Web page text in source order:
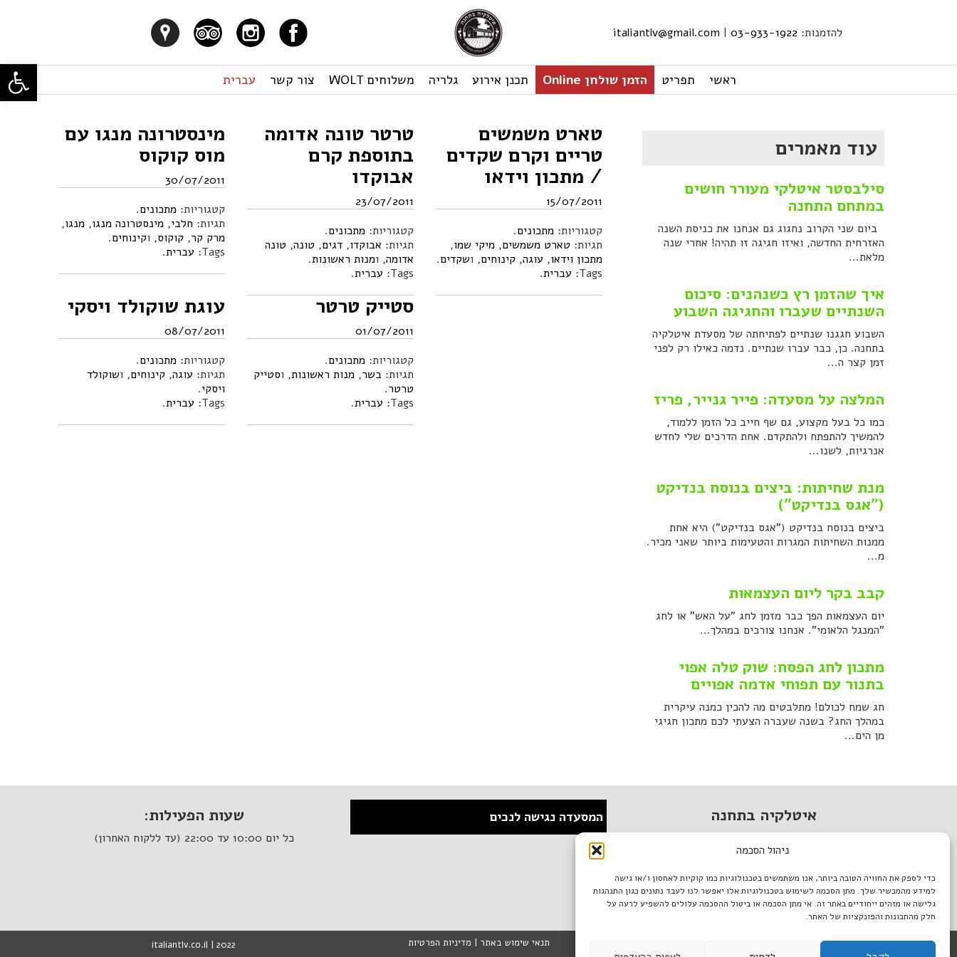
פתח
ניהול הסכמה
כדי לספק את החוויה הטובה ביותר, אנו משתמשים בטכנולוגיות כמו קוקיות לאחסון ו/או גישה
למידע מהמכשיר שלך. מתן הסכמה לשימוש בטכנולוגיות אלו יאפשר לנו לעבד נתונים כגון התנהגות
גלישה או מזהים ייחודיים באתר זה. אי מתן הסכמה או ביטול ההסכמה עלולים להשפיע לרעה על
חלק מהתכונות והפונקציות של האתר.
להזמנות: 03-933-1922
|
italiantlv@gmail.com
ראשי תפריט הזמן שולחן Online תכנן אירוע גלריה משלוחים WOLT צור קשר עברית
מינסטרונה מנגו עם
מוס קוקוס
30/07/2011
קטגוריות: מתכונים.
תגיות: חלבי, מינסטרונה מנגו, מנגו,
מרק קר, קוקוס, וקינוחים.
Tags: עברית.
טרטר טונה אדומה
בתוספת קרם
אבוקדו
23/07/2011
קטגוריות: מתכונים.
תגיות: אבוקדו, דגים, טונה, טונה
אדומה, ומנות ראשונות.
Tags: עברית.
טארט משמשים
טריים וקרם שקדים
/ מתכון וידאו
15/07/2011
קטגוריות: מתכונים.
תגיות: טארט משמשים, מיקי שמו,
מתכון וידאו, עוגה, קינוחים, ושקדים.
Tags: עברית.
עוגת שוקולד ויסקי
08/07/2011
קטגוריות: מתכונים.
תגיות: עוגה, קינוחים, ושוקולד
ויסקי.
Tags: עברית.
סטייק טרטר
01/07/2011
קטגוריות: מתכונים.
תגיות: בשר, מנות ראשונות, וסטייק
טרטר.
Tags: עברית.
עוד מאמרים
סילבסטר איטלקי מעורר חושים
במתחם התחנה
ביום שני הקרוב נחגוג גם אנחנו את כניסת השנה
האזרחית החדשה, ואיזו חגיגה זו תהיה! אחרי שנה
מלאת...
איך שהזמן רץ כשנהנים: סיכום
השנתיים שעברו והחגיגה השבוע
השבוע חגגנו שנתיים לפתיחתה של מסעדת איטלקיה
בתחנה. כן, כבר עברו שנתיים. נדמה כאילו רק לפני
זמן קצר ה...
המלצה על מסעדה: פייר גנייר, פריז
כמו כל בעל מקצוע, גם שף חייב כל הזמן ללמוד,
להמשיך להתפתח ולהתקדם. אחת הדרכים שלי לחדש
אנרגיות, לשנו...
מנת שחיתות: ביצים בנוסח בנדיקט
("אגס בנדיקט")
ביצים בנוסח בנדיקט ("אגס בנדיקט") היא אחת
ממנות השחיתות המגרות והטעימות ביותר שאני מכיר.
מ...
קבב בקר ליום העצמאות
יום העצמאות הפך כבר מזמן לחג "על האש" או לחג
"המנגל הלאומי". אנחנו צורכים במהלך...
מתכון לחג הפסח: שוק טלה אפוי
בתנור עם תפוחי אדמה אפויים
חג שמח לכולם! מתלבטים מה להכין כמנה עיקרית
במהלך החג? בשנה שעברה הצעתי לכם מתכון חגיגי
מן הים...
שעות הפעילות:
כל יום 10:00 עד 22:00 (עד ללקוח האחרון)
המסעדה נגישה לנכים איטלקיה בתחנה
italiantlv@gmail.com
דרושים באיטלקיה
italiantlv.co.il | 2022 תנאי שימוש באתר | מדיניות הפרטיות